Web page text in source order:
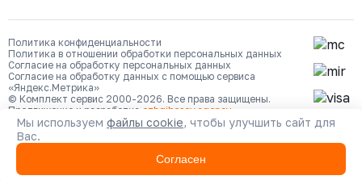
Политика конфиденциальности
Политика в отношении обработки персональных данных
Согласие на обработку персональных данных
Согласие на обработку данных с помощью сервиса
«Яндекс.Метрика»
© Комплект сервис 2000-2026. Все права защищены.
Продвижение и разработка ozhgibesov.agency
Кабинет
Мы используем файлы cookie, чтобы улучшить сайт для
Вас.
Согласен